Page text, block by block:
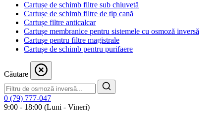
Cartușe de schimb filtre sub chiuvetă
Cartușe de schimb filtre de tip cană
Cartușe filtre anticalcar
Cartușe membranice pentru sistemele cu osmoză inversă
Cartușe pentru filtre magistrale
Cartușe de schimb pentru purifaere
Căutare
0 (79) 777-047
9:00 - 18:00 (Luni - Vineri)